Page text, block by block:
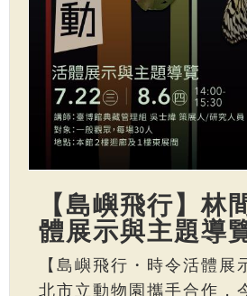
【島嶼飛行】林
體展示與主題導
【島嶼飛行・時令活體展
北市立動物園攜手合作，